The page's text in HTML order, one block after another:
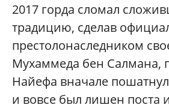
2017 горда сломал
традицию, сделав
престолонаследником
Мухаммеда бен Салмана,
Найефа вначале
и вовсе был лишен поста